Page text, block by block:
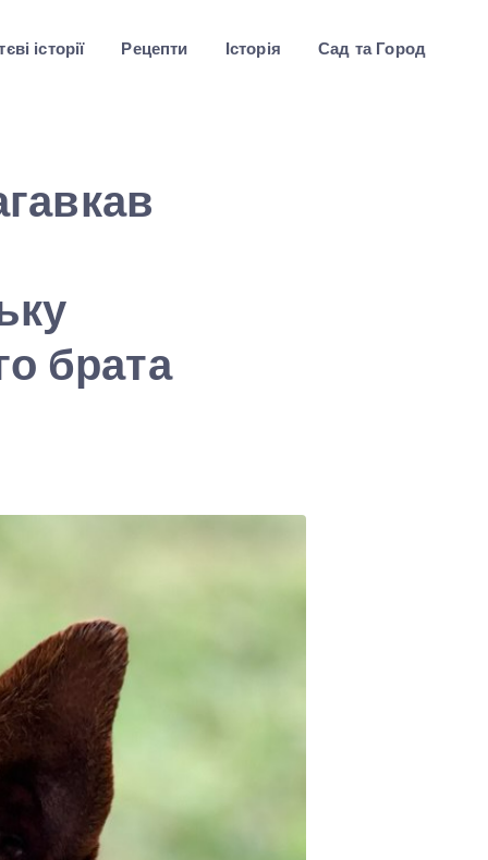
історії Рецепти Історія Сад та Город
брата